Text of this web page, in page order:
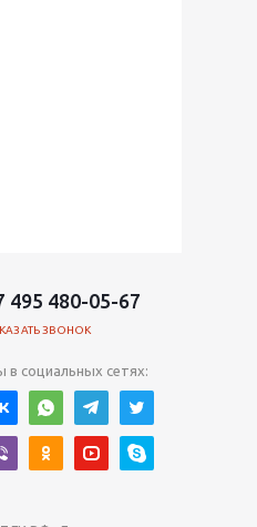
495 480-05-67
ЗВОНОК
в социальных сетях: